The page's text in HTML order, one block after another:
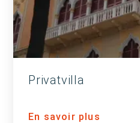
Privatvilla
En savoir plus